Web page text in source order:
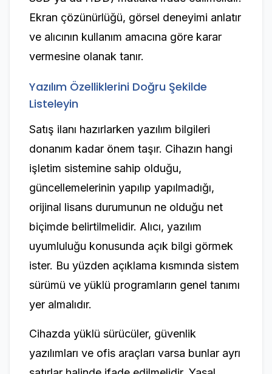
Ekran çözünürlüğü, görsel deneyimi anlatır
ve alıcının kullanım amacına göre karar
vermesine olanak tanır.
Yazılım Özelliklerini Doğru Şekilde
Listeleyin
Satış ilanı hazırlarken yazılım bilgileri
donanım kadar önem taşır. Cihazın hangi
işletim sistemine sahip olduğu,
güncellemelerinin yapılıp yapılmadığı,
orijinal lisans durumunun ne olduğu net
biçimde belirtilmelidir. Alıcı, yazılım
uyumluluğu konusunda açık bilgi görmek
ister. Bu yüzden açıklama kısmında sistem
sürümü ve yüklü programların genel tanımı
yer almalıdır.
Cihazda yüklü sürücüler, güvenlik
yazılımları ve ofis araçları varsa bunlar ayrı